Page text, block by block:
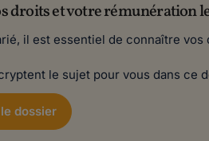
droits et votre rémunération
il est essentiel de connaître
le sujet pour vous dans ce
dossier